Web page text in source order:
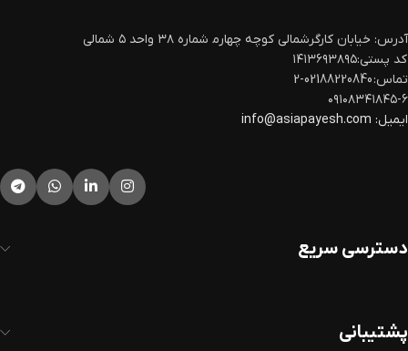
آدرس: خیابان کارگرشمالی کوچه چهارم‍ شماره ۳۸ واحد ۵ شمالی
کد پستی:۱۴۱۳۶۹۳۸۹۵
تماس: 02188220840-2
۰۹۱۰۸۳۴۱۸۴۵-۶
ایمیل:
دسترسی سریع
پشتیبانی